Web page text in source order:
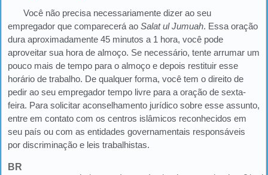
Você não precisa necessariamente dizer ao seu
empregador que comparecerá ao Salat ul Jumuah. Essa oração
dura aproximadamente 45 minutos a 1 hora, você pode
aproveitar sua hora de almoço. Se necessário, tente arrumar um
pouco mais de tempo para o almoço e depois restituir esse
horário de trabalho. De qualquer forma, você tem o direito de
pedir ao seu empregador tempo livre para a oração de sexta-
feira. Para solicitar aconselhamento jurídico sobre esse assunto,
entre em contato com os centros islâmicos reconhecidos em
seu país ou com as entidades governamentais responsáveis
por discriminação e leis trabalhistas.
BR